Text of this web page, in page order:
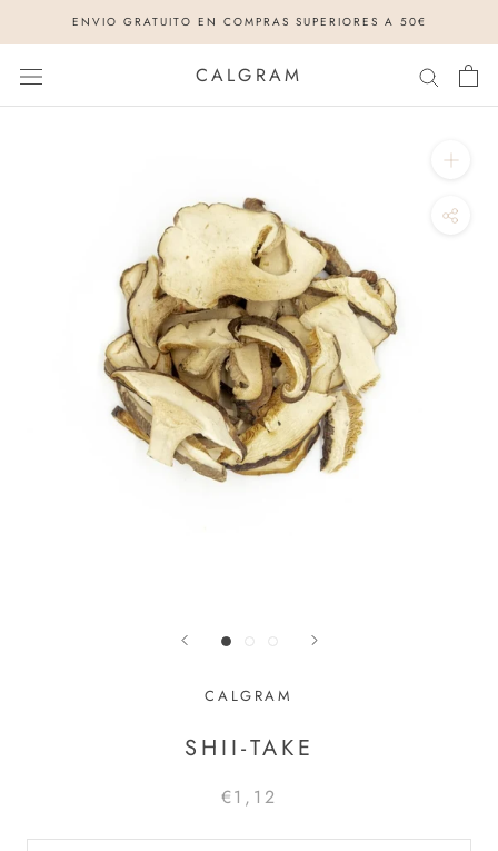
ENVIO GRATUITO EN COMPRAS SUPERIORES A 50€
CALGRAM
CALGRAM
SHII-TAKE
€1,12